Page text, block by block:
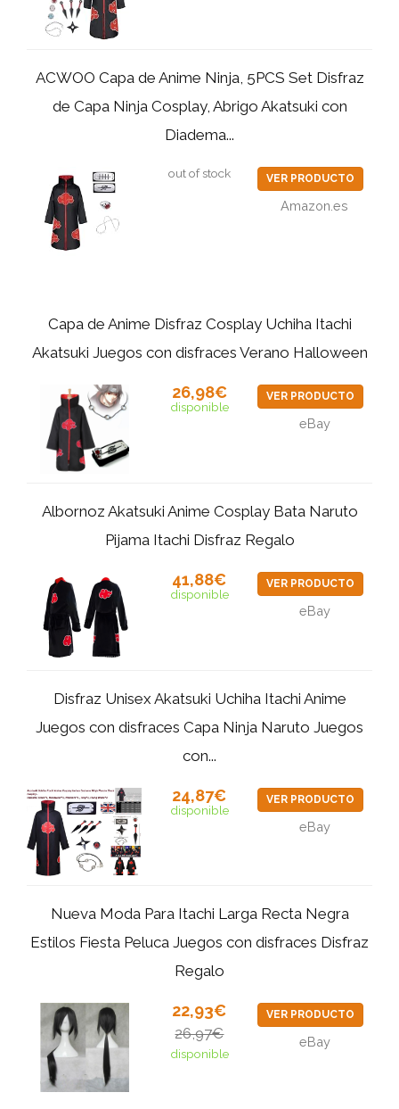
ACWOO Capa de Anime Ninja, 5PCS Set Disfraz
de Capa Ninja Cosplay, Abrigo Akatsuki con
Diadema...
out of stock VER PRODUCTO
Amazon.es
Capa de Anime Disfraz Cosplay Uchiha Itachi
Akatsuki Juegos con disfraces Verano Halloween
26,98€
disponible
VER PRODUCTO
eBay
Albornoz Akatsuki Anime Cosplay Bata Naruto
Pijama Itachi Disfraz Regalo
41,88€
disponible
VER PRODUCTO
eBay
Disfraz Unisex Akatsuki Uchiha Itachi Anime
Juegos con disfraces Capa Ninja Naruto Juegos
con...
24,87€
disponible
VER PRODUCTO
eBay
Nueva Moda Para Itachi Larga Recta Negra
Estilos Fiesta Peluca Juegos con disfraces Disfraz
Regalo
22,93€
26,97€
disponible
VER PRODUCTO
eBay